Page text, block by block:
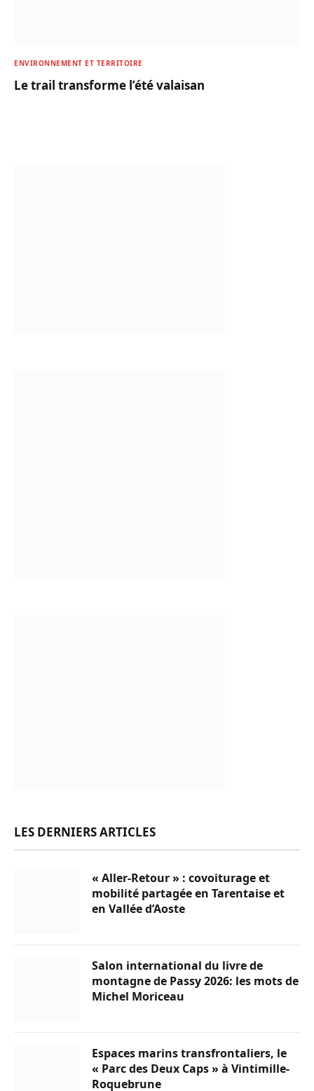
ENVIRONNEMENT ET TERRITOIRE
Le trail transforme l’été valaisan
LES DERNIERS ARTICLES
« Aller-Retour » : covoiturage et
mobilité partagée en Tarentaise et
en Vallée d’Aoste
Salon international du livre de
montagne de Passy 2026: les mots de
Michel Moriceau
Espaces marins transfrontaliers, le
« Parc des Deux Caps » à Vintimille-
Roquebrune